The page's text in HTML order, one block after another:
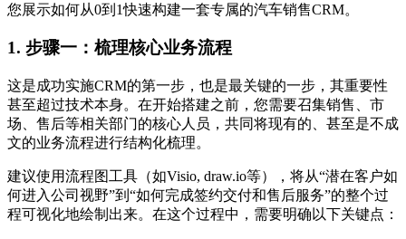
您展示如何从0到1快速构建一套专属的汽车销售CRM。
1. 步骤一：梳理核心业务流程
这是成功实施CRM的第一步，也是最关键的一步，其重要性
甚至超过技术本身。在开始搭建之前，您需要召集销售、市
场、售后等相关部门的核心人员，共同将现有的、甚至是不成
文的业务流程进行结构化梳理。
建议使用流程图工具（如Visio, draw.io等），将从“潜在客户如
何进入公司视野”到“如何完成签约交付和售后服务”的整个过
程可视化地绘制出来。在这个过程中，需要明确以下关键点：